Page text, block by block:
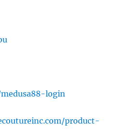
login
product-